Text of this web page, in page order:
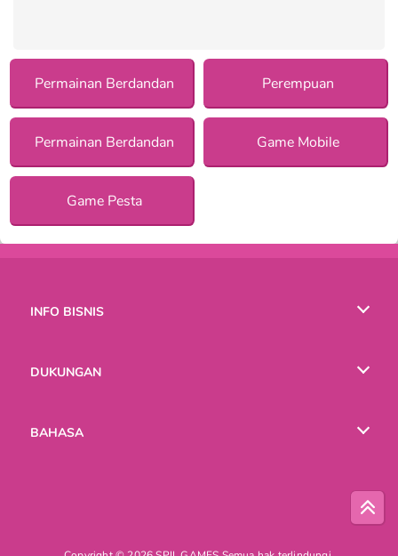
Permainan Berdandan Perempuan
Permainan Berdandan Game Mobile
Game Pesta
INFO BISNIS
DUKUNGAN
BAHASA